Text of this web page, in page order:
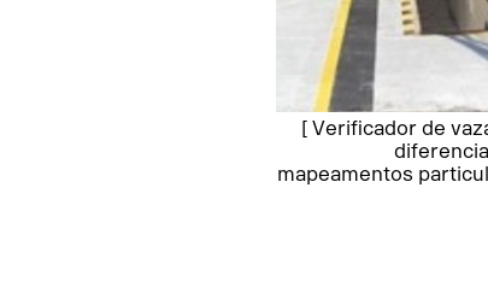
[ Verificador de
mapeamentos